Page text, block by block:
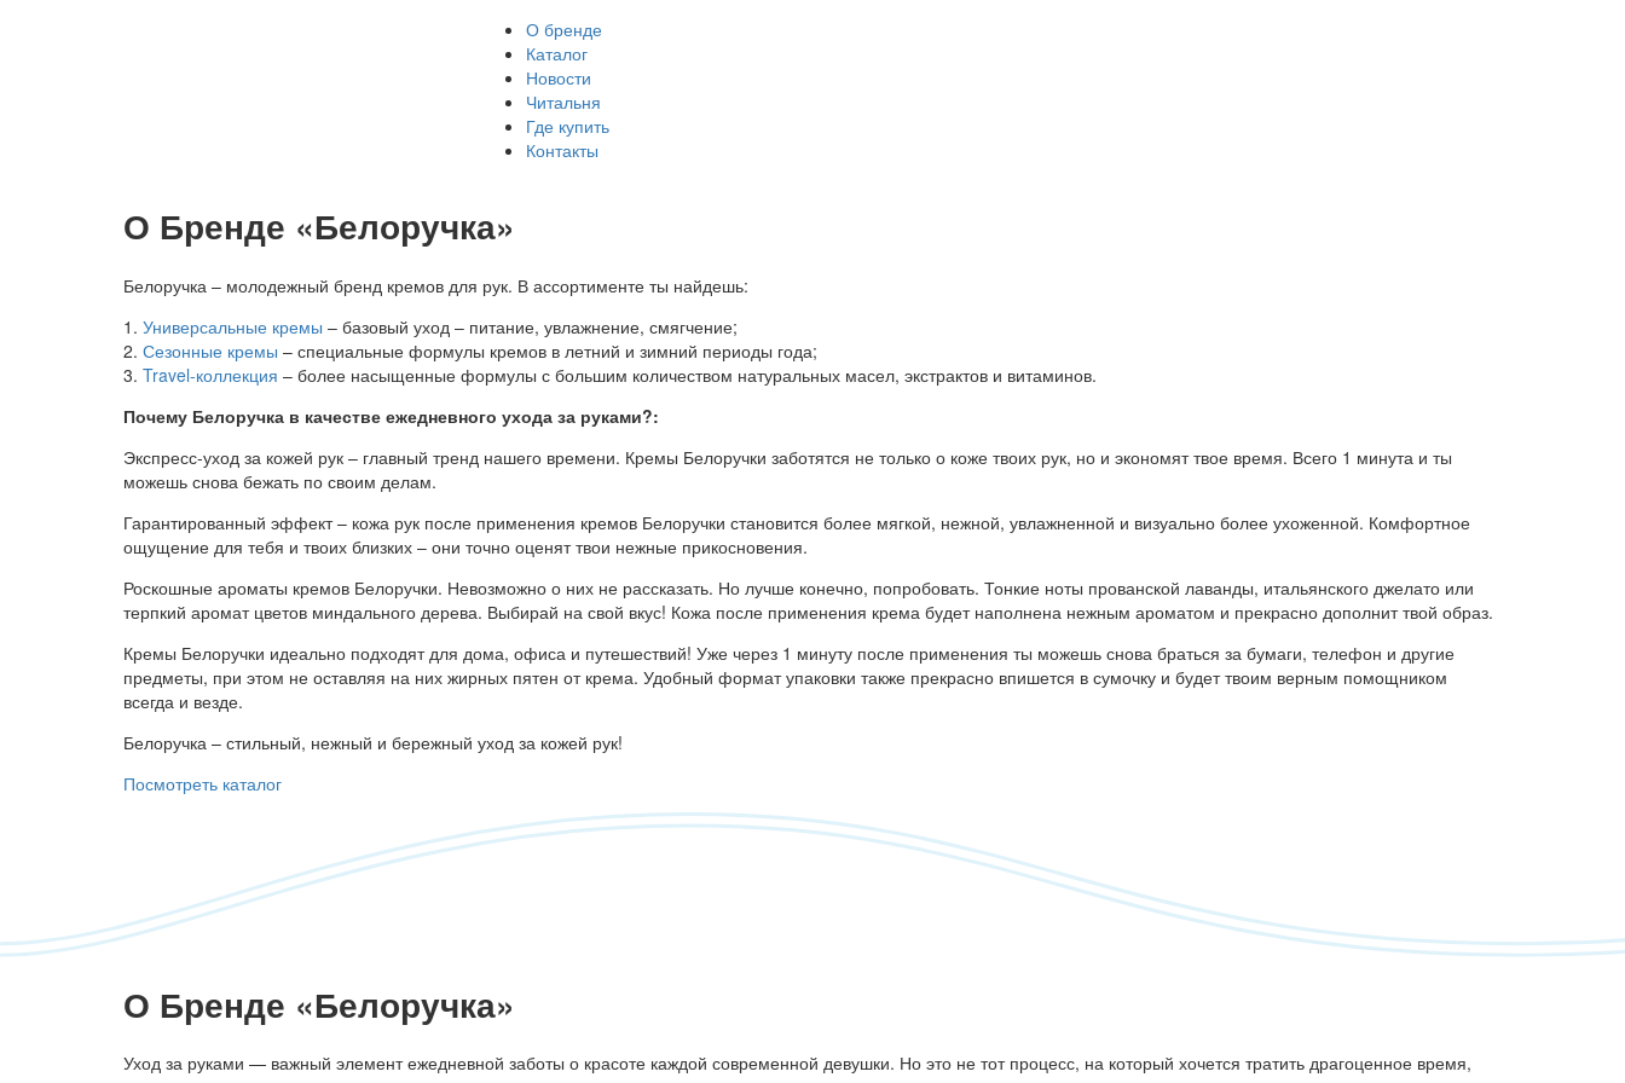
О бренде
Каталог
Новости
Читальня
Где купить
Контакты
О Бренде «Белоручка»
Белоручка – молодежный бренд кремов для рук. В ассортименте ты найдешь:
1. Универсальные кремы – базовый уход – питание, увлажнение, смягчение;
2. Сезонные кремы – специальные формулы кремов в летний и зимний периоды года;
3. Travel-коллекция – более насыщенные формулы с большим количеством натуральных масел, экстрактов и витаминов.
Почему Белоручка в качестве ежедневного ухода за руками?:
Экспресс-уход за кожей рук – главный тренд нашего времени. Кремы Белоручки заботятся не только о коже твоих рук, но и экономят твое время. Всего 1 минута и ты
можешь снова бежать по своим делам.
Гарантированный эффект – кожа рук после применения кремов Белоручки становится более мягкой, нежной, увлажненной и визуально более ухоженной. Комфортное
ощущение для тебя и твоих близких – они точно оценят твои нежные прикосновения.
Роскошные ароматы кремов Белоручки. Невозможно о них не рассказать. Но лучше конечно, попробовать. Тонкие ноты прованской лаванды, итальянского джелато или
терпкий аромат цветов миндального дерева. Выбирай на свой вкус! Кожа после применения крема будет наполнена нежным ароматом и прекрасно дополнит твой образ.
Кремы Белоручки идеально подходят для дома, офиса и путешествий! Уже через 1 минуту после применения ты можешь снова браться за бумаги, телефон и другие
предметы, при этом не оставляя на них жирных пятен от крема. Удобный формат упаковки также прекрасно впишется в сумочку и будет твоим верным помощником
всегда и везде.
Белоручка – стильный, нежный и бережный уход за кожей рук!
Посмотреть каталог
О Бренде «Белоручка»
Уход за руками — важный элемент ежедневной заботы о красоте каждой современной девушки. Но это не тот процесс, на который хочется тратить драгоценное время,